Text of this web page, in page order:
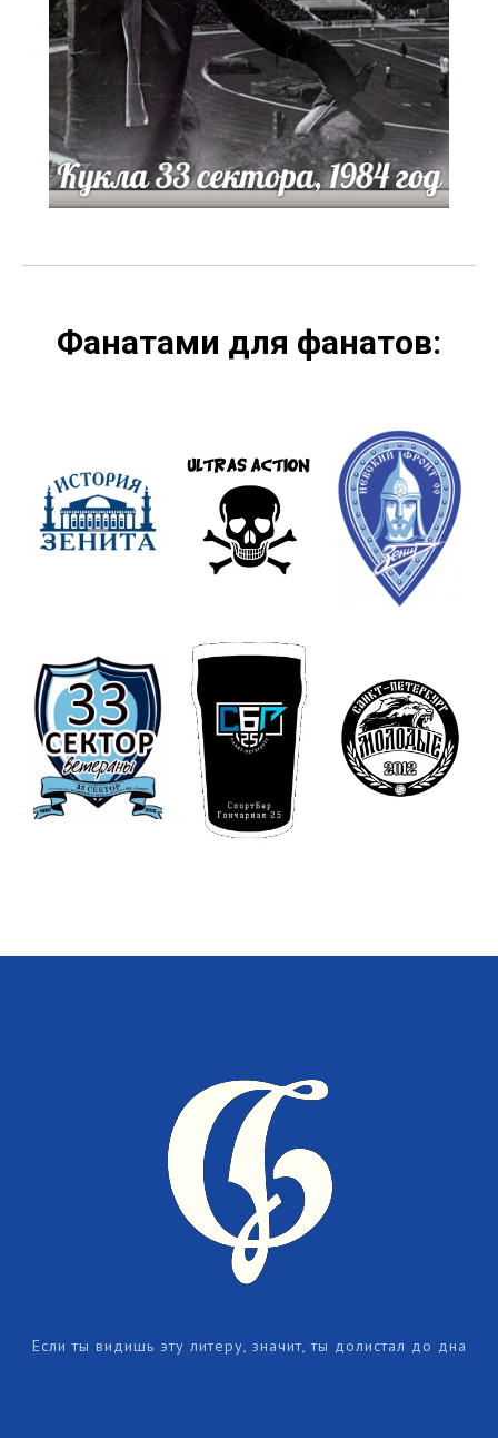
Фанатами для фанатов:
Если ты видишь эту литеру, значит, ты долистал до дна